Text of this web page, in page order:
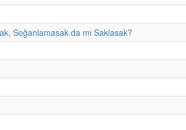
Soğanlamasak da mı Saklasak?